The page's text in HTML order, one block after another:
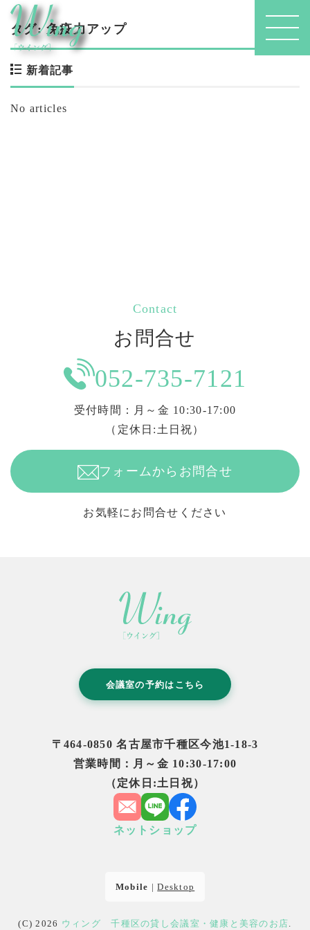
タグ:免疫力アップ
新着記事
No articles
Contact
お問合せ
フォームからお問合せ
お気軽にお問合せください
052-735-7121
受付時間：月～金 10:30-17:00
（定休日:土日祝）
会議室の予約はこちら
〒464-0850 名古屋市千種区今池1-18-3
営業時間：月～金 10:30-17:00
（定休日:土日祝）
ネットショップ
Mobile |Desktop
(C) 2026 ウィング 千種区の貸し会議室・健康と美容のお店.